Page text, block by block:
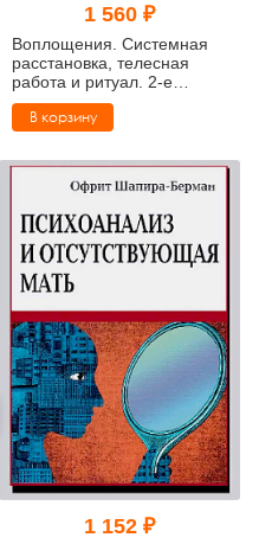
1 560 ₽
Воплощения. Системная
расстановка, телесная
работа и ритуал. 2-е
издание, переработанное
В корзину
1 152 ₽